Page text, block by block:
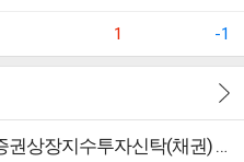
1 -1
한화 PLUS 미국채30년액티브증권상장지수투자신탁(채권) ETF 분배락 기준가격 안내